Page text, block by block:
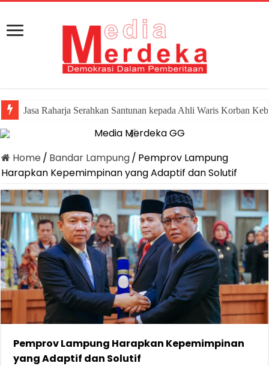
Jasa Raharja Serahkan Santunan kepada Ahli Waris Korban
Home / Bandar Lampung/ Pemprov Lampung
Harapkan Kepemimpinan yang Adaptif dan Solutif
Pemprov Lampung Harapkan Kepemimpinan
yang Adaptif dan Solutif